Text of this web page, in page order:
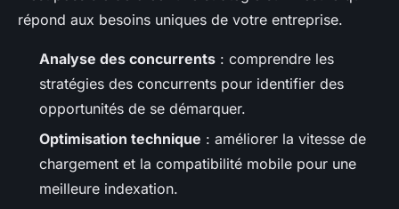
répond aux besoins uniques de votre entreprise.
Analyse des concurrents : comprendre les
stratégies des concurrents pour identifier des
opportunités de se démarquer.
Optimisation technique : améliorer la vitesse de
chargement et la compatibilité mobile pour une
meilleure indexation.